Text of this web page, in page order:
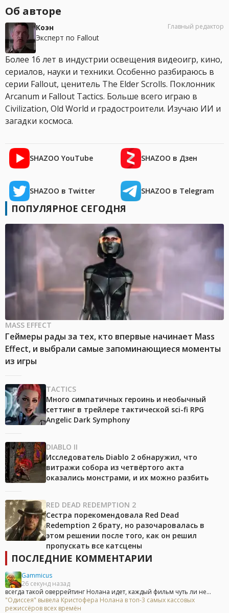
Об авторе
Коэн
Эксперт по Fallout
Главный редактор
Более 16 лет в индустрии освещения видеоигр, кино,
сериалов, науки и техники. Особенно разбираюсь в
серии Fallout, ценитель The Elder Scrolls. Поклонник
Arcanum и Fallout Tactics. Больше всего играю в
Civilization, Old World и градостроители. Изучаю ИИ и
загадки космоса.
SHAZOO YouTube SHAZOO в Дзен
SHAZOO в Twitter SHAZOO в Telegram
ПОПУЛЯРНОЕ СЕГОДНЯ
MASS EFFECT
Геймеры рады за тех, кто впервые начинает Mass
Effect, и выбрали самые запоминающиеся моменты
из игры
TACTICS
Много симпатичных героинь и необычный
сеттинг в трейлере тактической sci-fi RPG
Angelic Dark Symphony
DIABLO II
Исследователь Diablo 2 обнаружил, что
витражи собора из четвёртого акта
оказались монстрами, и их можно разбить
RED DEAD REDEMPTION 2
Сестра порекомендовала Red Dead
Redemption 2 брату, но разочаровалась в
этом решении после того, как он решил
пропускать все катсцены
ПОСЛЕДНИЕ КОММЕНТАРИИ
Gammicus
26 секунд назад
всегда такой оверрейтинг Нолана идет, каждый фильм чуть ли не...
"Одиссея" вывела Кристофера Нолана в топ-3 самых кассовых
режиссёров всех времён